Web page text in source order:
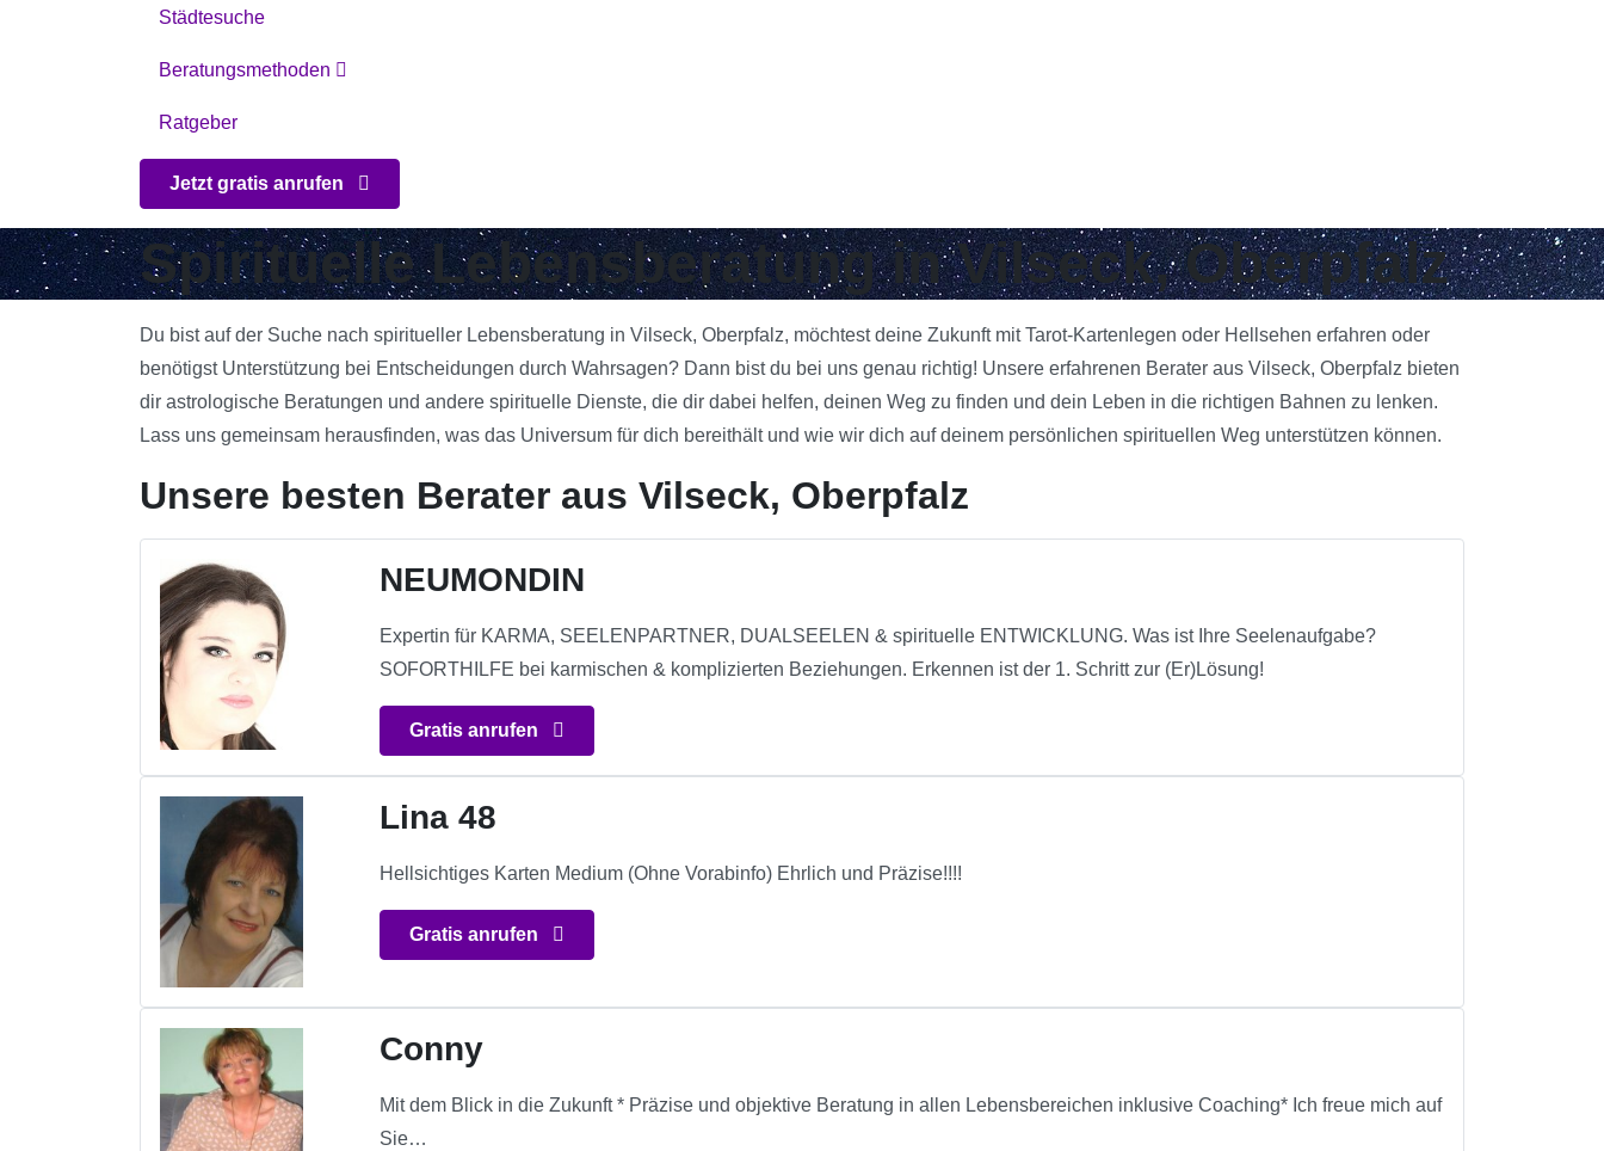
Städtesuche
Beratungsmethoden
Ratgeber
Jetzt gratis anrufen
Spirituelle Lebensberatung in Vilseck, Oberpfalz
Du bist auf der Suche nach spiritueller Lebensberatung in Vilseck, Oberpfalz, möchtest deine Zukunft mit Tarot-Kartenlegen oder Hellsehen erfahren oder
benötigst Unterstützung bei Entscheidungen durch Wahrsagen? Dann bist du bei uns genau richtig! Unsere erfahrenen Berater aus Vilseck, Oberpfalz bieten
dir astrologische Beratungen und andere spirituelle Dienste, die dir dabei helfen, deinen Weg zu finden und dein Leben in die richtigen Bahnen zu lenken.
Lass uns gemeinsam herausfinden, was das Universum für dich bereithält und wie wir dich auf deinem persönlichen spirituellen Weg unterstützen können.
Unsere besten Berater aus Vilseck, Oberpfalz
NEUMONDIN
Expertin für KARMA, SEELENPARTNER, DUALSEELEN & spirituelle ENTWICKLUNG. Was ist Ihre Seelenaufgabe?
SOFORTHILFE bei karmischen & komplizierten Beziehungen. Erkennen ist der 1. Schritt zur (Er)Lösung!
Gratis anrufen
Lina 48
Hellsichtiges Karten Medium (Ohne Vorabinfo) Ehrlich und Präzise!!!!
Gratis anrufen
Conny
Mit dem Blick in die Zukunft * Präzise und objektive Beratung in allen Lebensbereichen inklusive Coaching* Ich freue mich auf
Sie…